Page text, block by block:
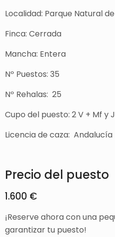
Localidad: Parque Natural
Finca: Cerrada
Mancha: Entera
Nº Puestos: 35
Nº Rehalas: 25
Cupo del puesto: 2 V + Mf y
Licencia de caza: Andalucía
Precio del puesto
1.600 €
¡Reserve ahora con una
garantizar tu puesto!